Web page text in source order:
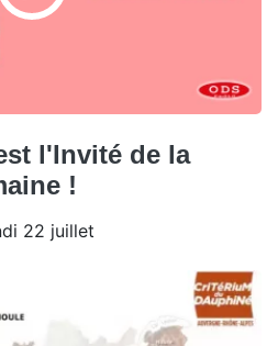
l'Invité de la
!
22 juillet